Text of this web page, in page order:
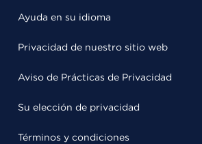
Ayuda en su idioma
Privacidad de nuestro sitio web
Aviso de Prácticas de Privacidad
Su elección de privacidad
Términos y condiciones